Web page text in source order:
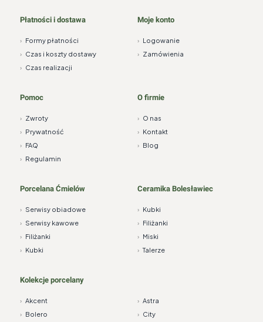
Płatności i dostawa
› Formy płatności
› Czas i koszty dostawy
› Czas realizacji
Moje konto
› Logowanie
› Zamówienia
Pomoc
› Zwroty
› Prywatność
› FAQ
› Regulamin
O firmie
› O nas
› Kontakt
› Blog
Porcelana Ćmielów
› Serwisy obiadowe
› Serwisy kawowe
› Filiżanki
› Kubki
Ceramika Bolesławiec
› Kubki
› Filiżanki
› Miski
› Talerze
Kolekcje porcelany
› Akcent › Astra
› Bolero › City